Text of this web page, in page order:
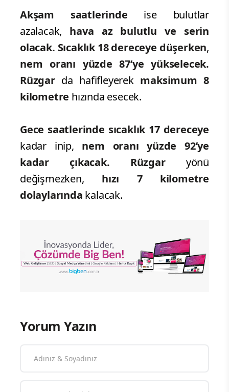
Akşam saatlerinde ise bulutlar
azalacak, hava az bulutlu ve serin
olacak. Sıcaklık 18 dereceye düşerken,
nem oranı yüzde 87’ye yükselecek.
Rüzgar da hafifleyerek maksimum 8
kilometre hızında esecek.
Gece saatlerinde sıcaklık 17 dereceye
kadar inip, nem oranı yüzde 92’ye
kadar çıkacak.
Rüzgar yönü
değişmezken, hızı 7 kilometre
dolaylarında kalacak.
Yorum Yazın